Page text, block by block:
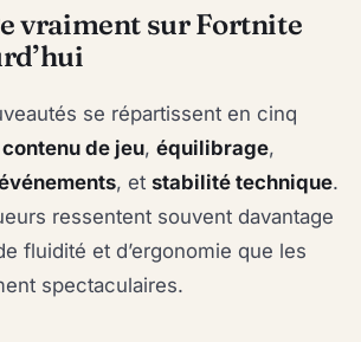
vraiment sur Fortnite
se répartissent en cinq
contenu de jeu, équilibrage,
, et stabilité technique.
ressentent souvent davantage
fluidité et d’ergonomie que les
spectaculaires.